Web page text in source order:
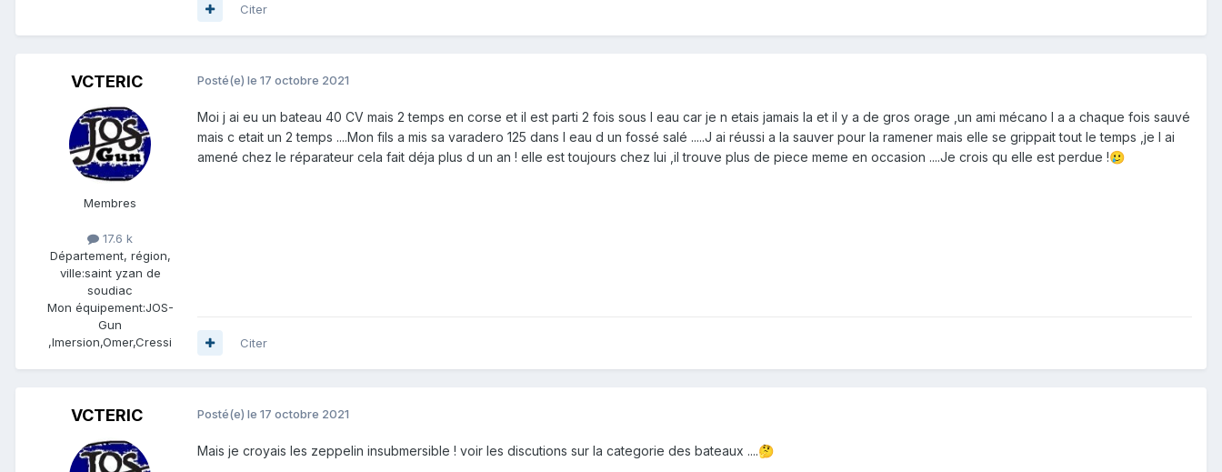
Citer
VCTERIC
Membres
17.6 k
Département, région,
ville:saint yzan de
soudiac
Mon équipement:JOS-
Gun
,Imersion,Omer,Cressi
Posté(e) le 17 octobre 2021
Moi j ai eu un bateau 40 CV mais 2 temps en corse et il est parti 2 fois sous l eau car je n etais jamais la et il y a de gros orage ,un ami mécano l a a chaque fois sauvé
mais c etait un 2 temps ....Mon fils a mis sa varadero 125 dans l eau d un fossé salé .....J ai réussi a la sauver pour la ramener mais elle se grippait tout le temps ,je l ai
amené chez le réparateur cela fait déja plus d un an ! elle est toujours chez lui ,il trouve plus de piece meme en occasion ....Je crois qu elle est perdue !🥲
Citer
VCTERIC Posté(e) le 17 octobre 2021
Mais je croyais les zeppelin insubmersible ! voir les discutions sur la categorie des bateaux ....🤔